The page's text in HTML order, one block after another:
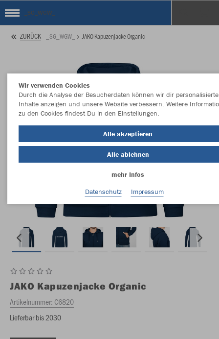
_SG_WGW_
ZURÜCK _SG_WGW_ JAKO Kapuzenjacke Organic
JAKO Kapuzenjacke Organic
Artikelnummer: C6820
Lieferbar bis 2030
Wir verwenden Cookies
Durch die Analyse der Besucherdaten können wir dir personalisierte
Inhalte anzeigen und unsere Website verbessern. Weitere
zu den Cookies findest Du in den Einstellungen.
Alle akzeptieren
Alle ablehnen
mehr Infos
Datenschutz
Impressum